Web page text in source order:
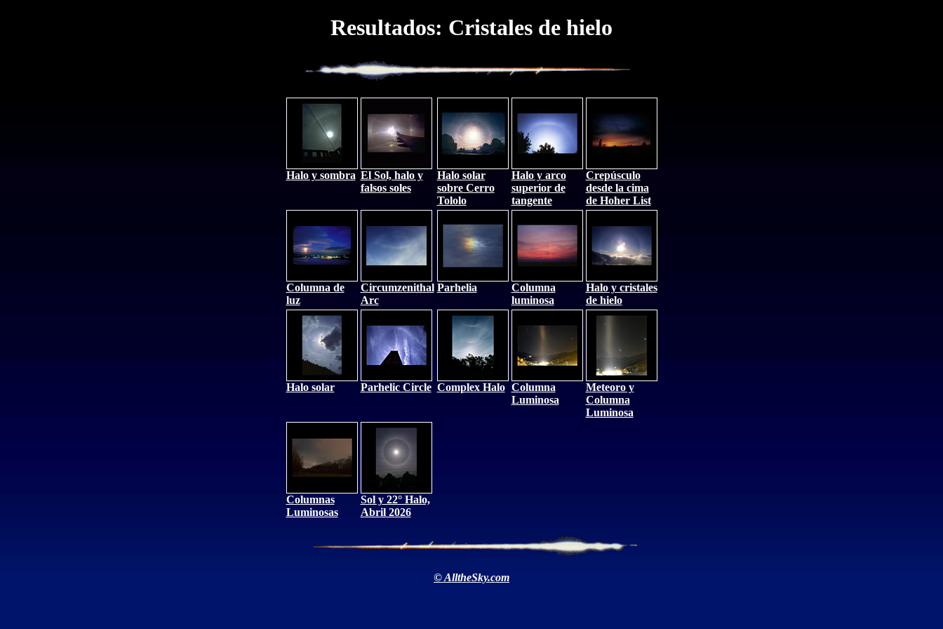
Resultados: Cristales de hielo
Halo y sombra El Sol, halo y
falsos soles
Halo solar
sobre Cerro
Tololo
Halo y arco
superior de
tangente
Crepúsculo
desde la cima
de Hoher List
Columna de
luz
Circumzenithal
Arc
Parhelia
Columna
luminosa
Halo y cristales
de hielo
Halo solar Parhelic Circle Complex Halo Columna
Luminosa
Meteoro y
Columna
Luminosa
Columnas
Luminosas
Sol y 22° Halo,
Abril 2026
© AlltheSky.com